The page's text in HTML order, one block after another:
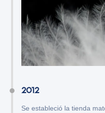
2012
Se estableció la tienda